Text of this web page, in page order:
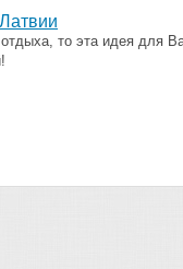
отдыха, то эта идея для